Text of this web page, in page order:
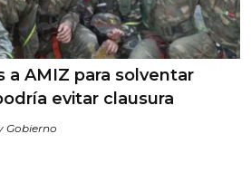
a AMIZ para solventar
evitar clausura
Gobierno